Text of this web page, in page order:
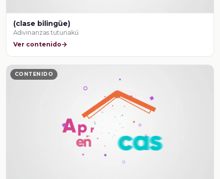
(clase bilingüe)
Adivinanzas tutunakú
Ver contenido
CONTENIDO